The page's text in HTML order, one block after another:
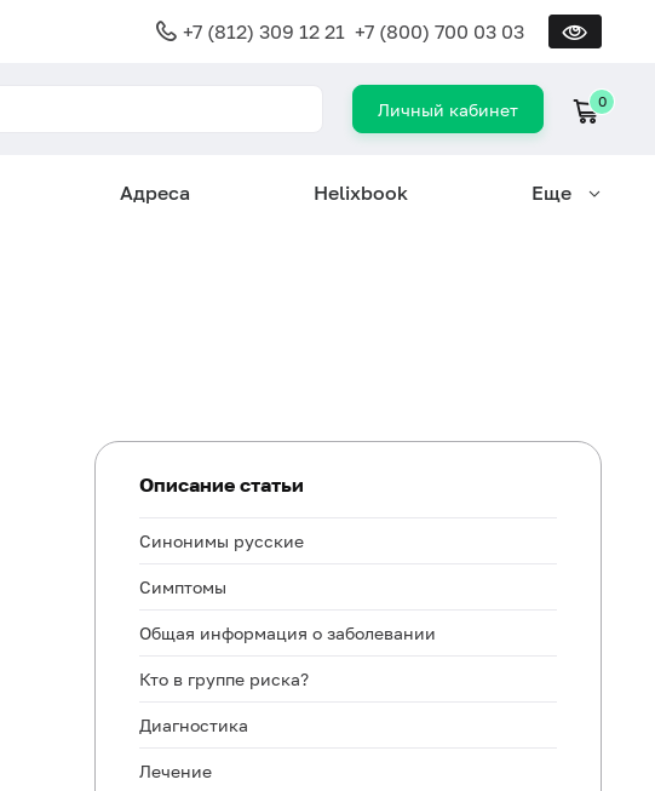
+7 (812) 309 12 21 +7 (800) 700 03 03
Личный кабинет 0
Адреса Helixbook Еще
Описание статьи
Синонимы русские
Симптомы
Общая информация о заболевании
Кто в группе риска?
Диагностика
Лечение